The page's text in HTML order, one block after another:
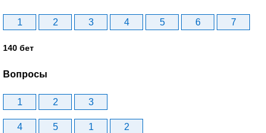
1 2 3 4 5 6 7
140 бет
Вопросы
1 2 3
4 5 1 2